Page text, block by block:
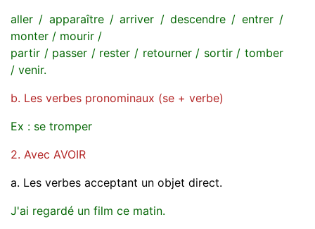
aller / apparaître / arriver / descendre / entrer /
monter / mourir /
partir / passer / rester / retourner / sortir / tomber
/ venir.
b. Les verbes pronominaux (se + verbe)
Ex : se tromper
2. Avec AVOIR
a. Les verbes acceptant un objet direct.
J'ai regardé un film ce matin.